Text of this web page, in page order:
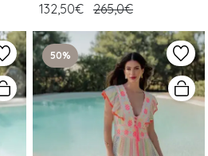
132,50€ 265,0€
50%